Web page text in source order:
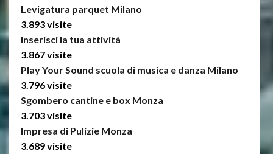
Levigatura parquet Milano
3.893 visite
Inserisci la tua attività
3.867 visite
Play Your Sound scuola di musica e danza Milano
3.796 visite
Sgombero cantine e box Monza
3.703 visite
Impresa di Pulizie Monza
3.689 visite